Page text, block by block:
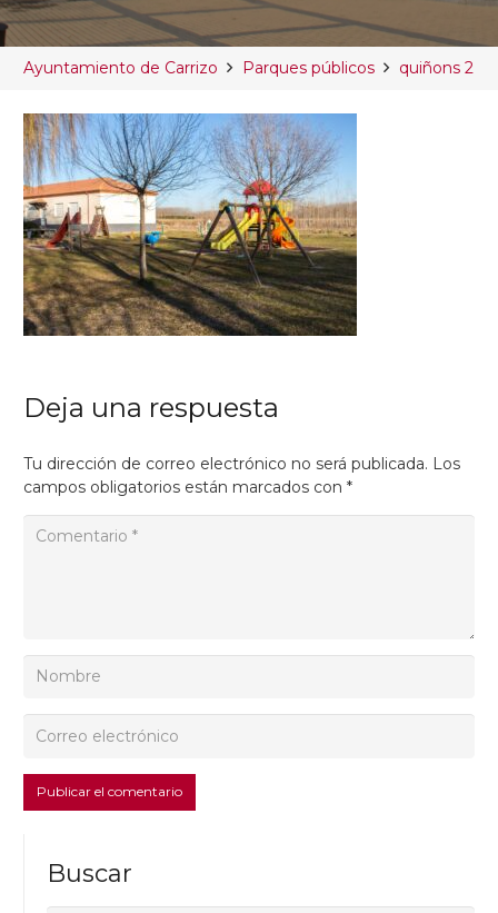
Ayuntamiento de Carrizo Parques públicos quiñons 2
Deja una respuesta
Tu dirección de correo electrónico no será publicada. Los
campos obligatorios están marcados con *
Publicar el comentario
Buscar